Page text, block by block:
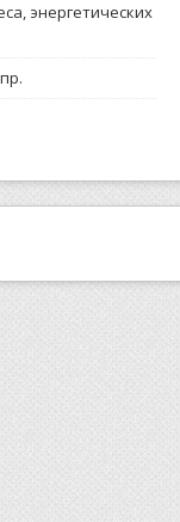
энергетических